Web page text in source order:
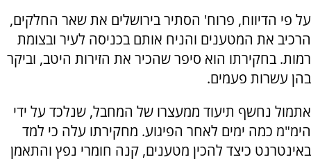
על פי הדיווח, פרוח' הסתיר בירושלים את שאר החלקים,
הרכיב את המטענים והניח אותם בכניסה לעיר ובצומת
רמות. בחקירתו הוא סיפר שהכיר את הזירות היטב, וביקר
בהן עשרות פעמים.
אתמול נחשף תיעוד ממעצרו של המחבל, שנלכד על ידי
הימ"מ כמה ימים לאחר הפיגוע. מחקירתו עלה כי למד
באינטרנט כיצד להכין מטענים, קנה חומרי נפץ והתאמן